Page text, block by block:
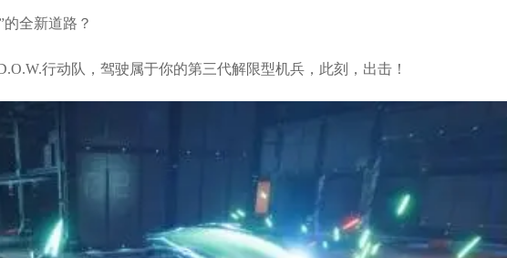
全新道路？
行动队，驾驶属于你的第三代解限型机兵，此刻，出击！